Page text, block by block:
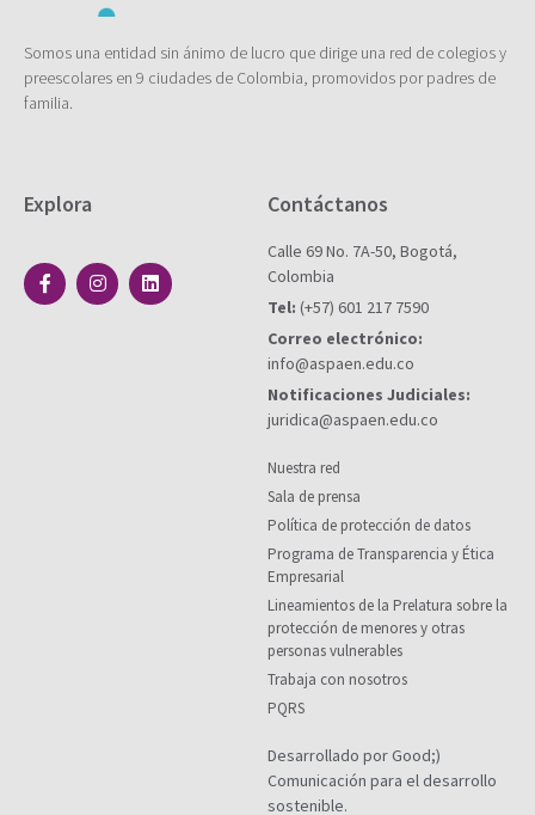
Somos una entidad sin ánimo de lucro que dirige una red de colegios y
preescolares en 9 ciudades de Colombia, promovidos por padres de
familia.
Explora Contáctanos
Calle 69 No. 7A-50, Bogotá,
Colombia
Tel: (+57) 601 217 7590
Correo electrónico:
info@aspaen.edu.co
Notificaciones Judiciales:
juridica@aspaen.edu.co
Nuestra red
Sala de prensa
Política de protección de datos
Programa de Transparencia y Ética
Empresarial
Lineamientos de la Prelatura sobre la
protección de menores y otras
personas vulnerables
Trabaja con nosotros
PQRS
Desarrollado por Good;)
Comunicación para el desarrollo
sostenible.